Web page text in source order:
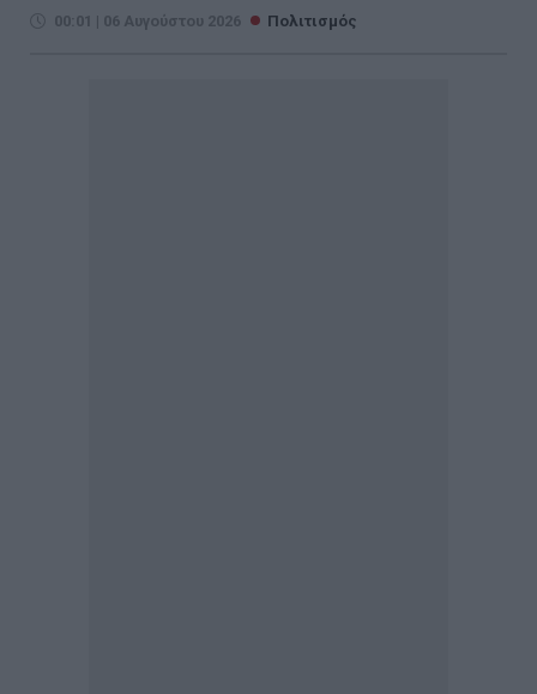
00:01 | 06 Αυγούστου 2026 Πολιτισμός